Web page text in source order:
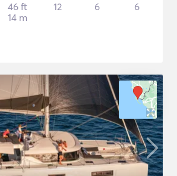
46 ft
14 m
12 6 6